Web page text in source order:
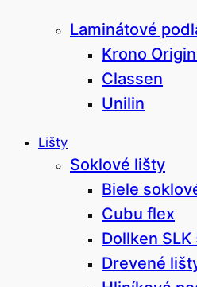
Laminátové
Krono
Classen
Unilin
Lišty
Soklové lišty
Biele
Cubu flex
Dollken SLK
Drevené